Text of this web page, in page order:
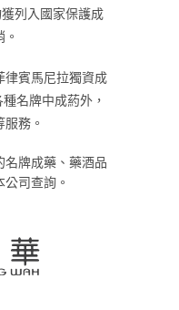
列入國家保護成
律賓馬尼拉獨資成
名牌中成葯外，
務。
名牌成藥、藥酒品
司查詢。